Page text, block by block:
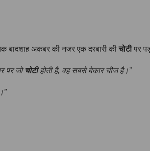
बादशाह अकबर की नजर एक दरबारी की चोटीपर
पर जो चोटीहोती है, वह सबसे बेकार चीज है।”